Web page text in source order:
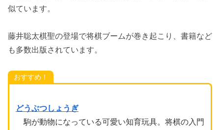
似ています。
藤井聡太棋聖の登場で将棋ブームが巻き起こり、書籍など
も多数出版されています。
おすすめ！
どうぶつしょうぎ
駒が動物になっている可愛い知育玩具。将棋の入門